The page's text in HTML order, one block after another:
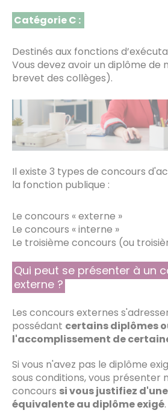
Catégorie C :
Destinés aux fonctions
Vous devez avoir un diplôme de
brevet des collèges).
Il existe 3 types de concours
la fonction publique :
Le concours « externe »
Le concours « interne »
Le troisième concours (ou
Qui peut se présenter à un
externe ?
Les concours externes
possédant certains diplômes
l'accomplissement de
Si vous n'avez pas le diplôme
sous conditions, vous présenter
concours si vous justifiez
équivalente au diplôme exigé.